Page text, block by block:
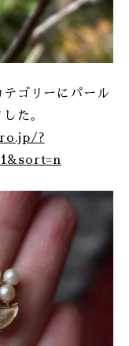
ゴリーにパール
た。
?